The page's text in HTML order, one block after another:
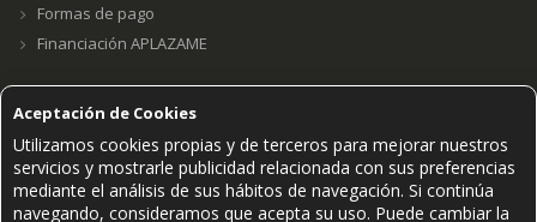
Aceptación de Cookies
Utilizamos cookies propias y de terceros para mejorar nuestros
servicios y mostrarle publicidad relacionada con sus preferencias
mediante el análisis de sus hábitos de navegación. Si continúa
navegando, consideramos que acepta su uso. Puede cambiar la
Formas de pago
Financiación APLAZAME
Grupo E23W Distribuciones, S.L. B98123102 ©2021.
PAGOS SEGUROS ACEPTADOS